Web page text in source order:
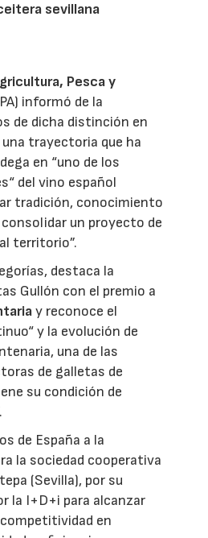
sevillana
Pesca y
informó de la
de dicha distinción en
trayectoria que ha
en “uno de los
del vino español
tradición, conocimiento
un proyecto de
territorio”.
destaca la
Gullón con el premio a
y reconoce el
y la evolución de
una de las
de galletas de
su condición de
de España a la
la sociedad cooperativa
(Sevilla), por su
la I+D+i para alcanzar
en